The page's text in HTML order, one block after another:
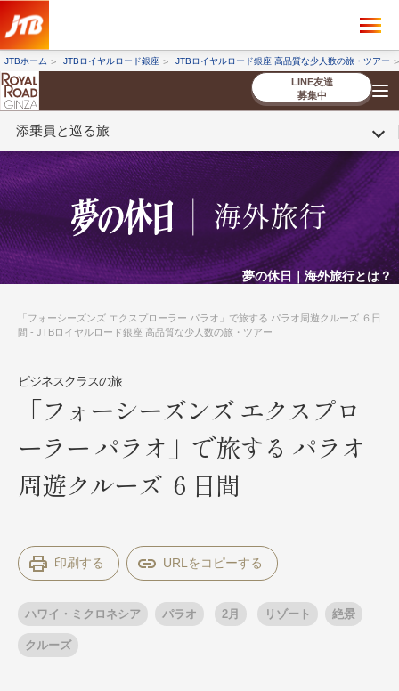
JTBホーム JTBロイヤルロード銀座 JTBロイヤルロード銀座 高品質な少人数の旅・ツアー
LINE友達
募集中
添乗員と巡る旅
TOPNEW 厳選ツアー
ツアーを探す
海外ツアー
国内ツアー
特集
スタッフブログ
デジタルパンフレット
お客様へのご案内
コンシェルジ
ュ紹介
お申し込み
の流れ
法人企業・自治体のみ
なさまへ
条件から探す
条件から探す
キーワード
出発月
3月
10月
ゴールデンウィーク
お盆・夏休み
年末年始
ブランド
条件から探す
条件から探す
キーワード
出発月
1月
お盆・夏休み
夢の休日 煌
夢の休日 国内旅行
夢の休日｜海外旅行とは？
「フォーシーズンズ エクスプローラー パラオ」で旅する パラオ周遊クルーズ ６日
間 - JTBロイヤルロード銀座 高品質な少人数の旅・ツアー
ビジネスクラスの旅
「フォーシーズンズ エクスプロ
ーラー パラオ」で旅する パラオ
周遊クルーズ ６日間
印刷する
ハワイ・ミクロネシア パラオ 2月 リゾート 絶景
クルーズ
ツアーを探す ×
海外ツアー 国内ツアー